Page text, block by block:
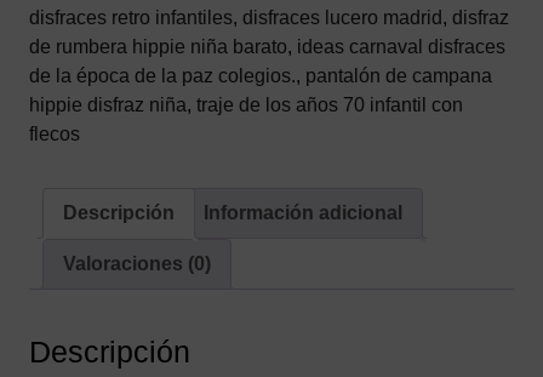
y
70
con
Flecos
(Cinta,
Chaleco
Pantalón)
disfraces retro infantiles, disfraces lucero madrid , disfraz
de rumbera hippie niña barato, ideas carnaval disfraces
de la época de la paz colegios., pantalón de campana
hippie disfraz niña, traje de los años 70 infantil con
flecos
Descripción Información adicional
Valoraciones (0)
Descripción